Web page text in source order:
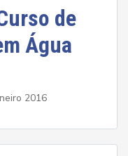
de
Água
2016